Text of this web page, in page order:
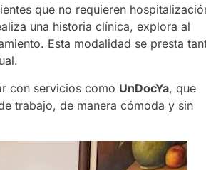
que no requieren
una historia clínica, explora al
Esta modalidad se presta
con servicios como UnDocYa, que
trabajo, de manera cómoda y sin